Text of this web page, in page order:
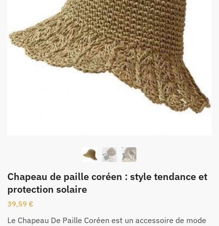
Chapeau de paille coréen : style tendance et
protection solaire
39,59 €
Le Chapeau De Paille Coréen est un accessoire de mode